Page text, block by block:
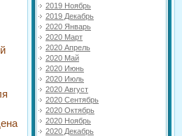
2019 Ноябрь
2019 Декабрь
2020 Январь
2020 Март
2020 Апрель
2020 Май
2020 Июнь
2020 Июль
2020 Август
2020 Сентябрь
2020 Октябрь
2020 Ноябрь
2020 Декабрь